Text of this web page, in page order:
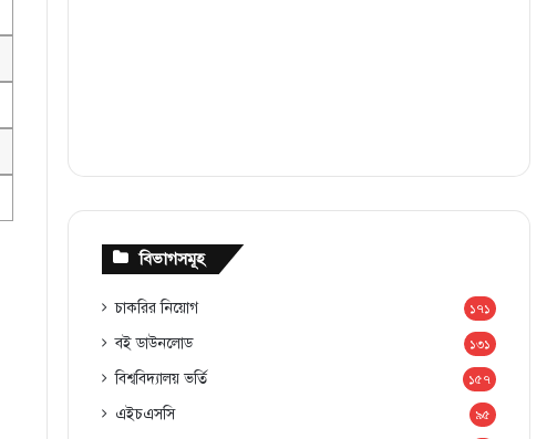
বিভাগসমূহ
চাকরির নিয়োগ ১৭১
বই ডাউনলোড ১৩১
বিশ্ববিদ্যালয় ভর্তি ১৫৭
এইচএসসি ৯৫